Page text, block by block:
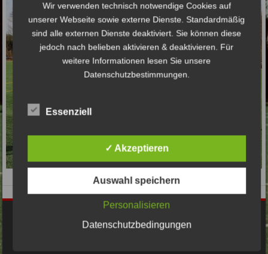
Wir verwenden technisch notwendige Cookies auf
unserer Webseite sowie externe Dienste. Standardmäßig
sind alle externen Dienste deaktiviert. Sie können diese
jedoch nach belieben aktivieren & deaktivieren. Für
weitere Informationen lesen Sie unsere
Datenschutzbestimmungen.
Essenziell
✓ Akzeptieren
Auswahl speichern
Personalisieren
Datenschutzbedingungen